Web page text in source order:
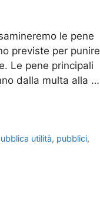
le pene
previste per punire
Le pene principali
dalla multa alla …
utilità, pubblici,